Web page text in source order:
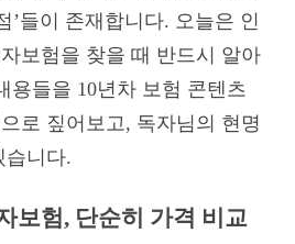
’들이 존재합니다. 오늘은 인
보험을 찾을 때 반드시 알아
용들을 10년차 보험 콘텐츠
로 짚어보고, 독자님의 현명
습니다.
보험, 단순히 가격 비교